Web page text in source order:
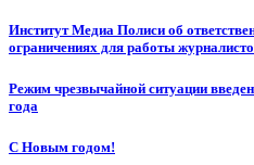
Институт Медиа Полиси об
ограничениях для работы
Режим чрезвычайной ситуации
года
С Новым годом!